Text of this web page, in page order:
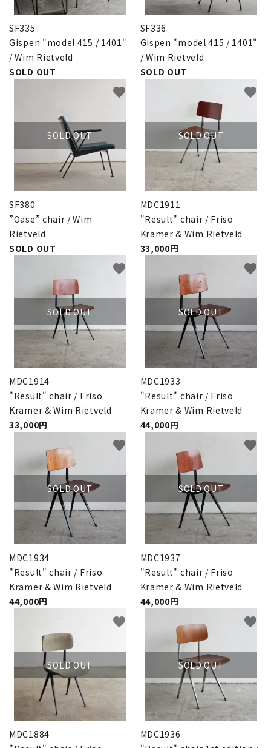
メンテナンスについて
エキシビジョン・展示会
INFORMATION
ACCOUNT MENU
ようこそ ゲスト 様
ログイン
SF335
Gispen "model 415 / 1401"
/ Wim Rietveld
SOLD OUT
SF336
Gispen "model 415 / 1401"
/ Wim Rietveld
SOLD OUT
SOLD OUT
SF380
”Oase” chair / Wim
Rietveld
SOLD OUT
favorite
SOLD OUT
MDC1911
"Result" chair / Friso
Kramer & Wim Rietveld
33,000円
favorite
SOLD OUT
MDC1914
"Result" chair / Friso
Kramer & Wim Rietveld
33,000円
favorite
SOLD OUT
MDC1933
"Result" chair / Friso
Kramer & Wim Rietveld
44,000円
favorite
SOLD OUT
MDC1934
"Result" chair / Friso
Kramer & Wim Rietveld
44,000円
favorite
SOLD OUT
MDC1937
"Result" chair / Friso
Kramer & Wim Rietveld
44,000円
favorite
SOLD OUT
MDC1884
favorite
SOLD OUT
MDC1936
favorite